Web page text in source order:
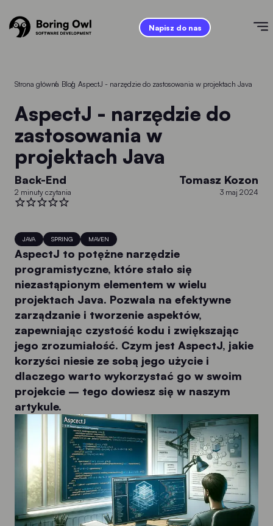
Napisz do nas
Strona główna
/ Blog
/ AspectJ - narzędzie do zastosowania w projektach Java
AspectJ - narzędzie do
zastosowania w
projektach Java
Back-End
2 minuty czytania
Tomasz Kozon
3 maj 2024
JAVA SPRING MAVEN
AspectJ to potężne narzędzie
programistyczne, które stało się
niezastąpionym elementem w wielu
projektach Java. Pozwala na efektywne
zarządzanie i tworzenie aspektów,
zapewniając czystość kodu i zwiększając
jego zrozumiałość. Czym jest AspectJ, jakie
korzyści niesie ze sobą jego użycie i
dlaczego warto wykorzystać go w swoim
projekcie – tego dowiesz się w naszym
artykule.